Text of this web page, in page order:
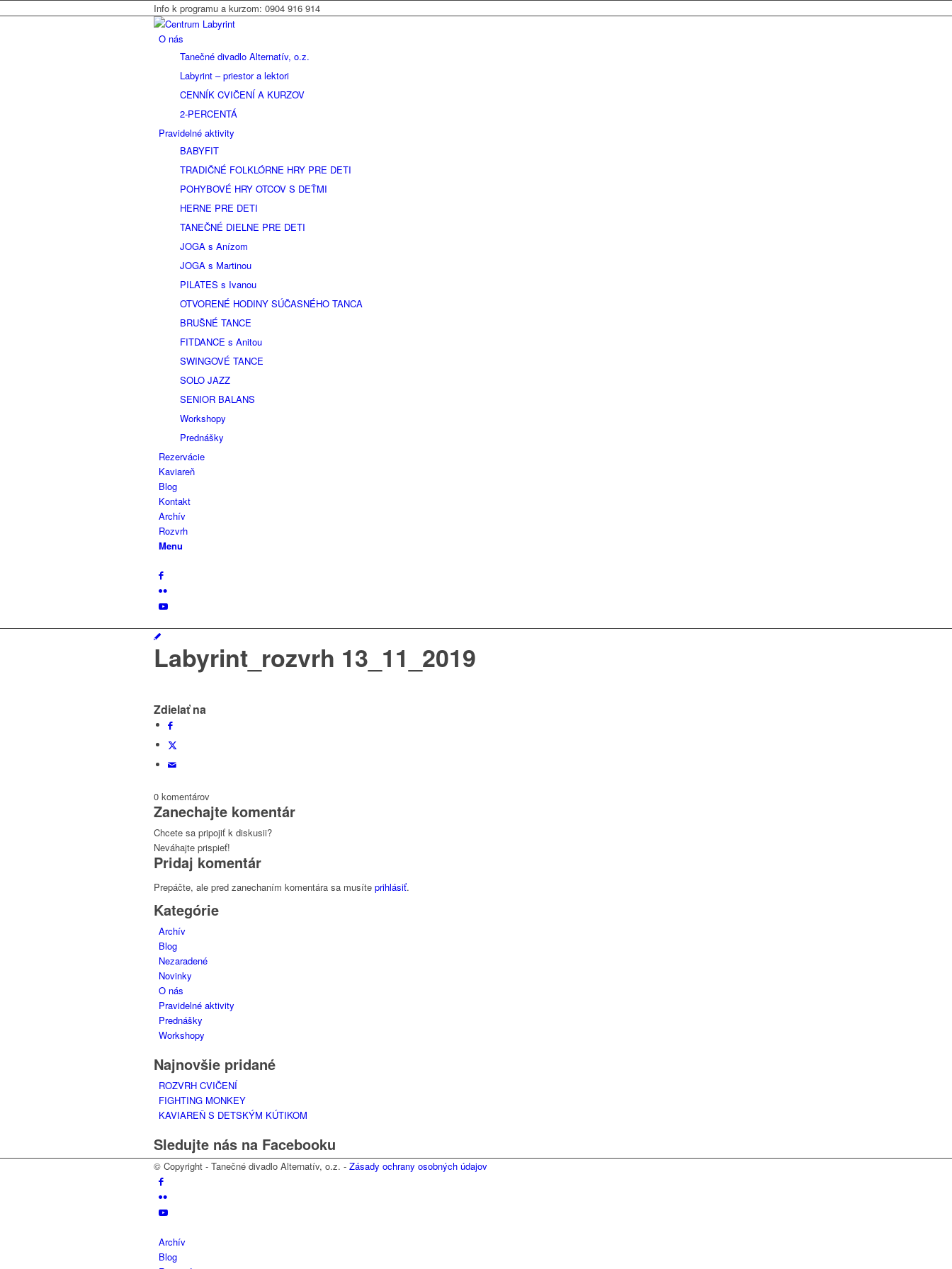
Info k programu a kurzom: 0904 916 914
O nás
Tanečné divadlo Alternatív, o.z.
Labyrint – priestor a lektori
CENNÍK CVIČENÍ A KURZOV
2-PERCENTÁ
Pravidelné aktivity
BABYFIT
TRADIČNÉ FOLKLÓRNE HRY PRE DETI
POHYBOVÉ HRY OTCOV S DEŤMI
HERNE PRE DETI
TANEČNÉ DIELNE PRE DETI
JOGA s Anízom
JOGA s Martinou
PILATES s Ivanou
OTVORENÉ HODINY SÚČASNÉHO TANCA
BRUŠNÉ TANCE
FITDANCE s Anitou
SWINGOVÉ TANCE
SOLO JAZZ
SENIOR BALANS
Workshopy
Prednášky
Rezervácie
Kaviareň
Blog
Kontakt
Archív
Rozvrh
Menu
Labyrint_rozvrh 13_11_2019
Zdielať na
0 komentárov
Zanechajte komentár
Chcete sa pripojiť k diskusii?
Neváhajte prispieť!
Pridaj komentár
Prepáčte, ale pred zanechaním komentára sa musíte prihlásiť.
Kategórie
Archív
Blog
Nezaradené
Novinky
O nás
Pravidelné aktivity
Prednášky
Workshopy
Najnovšie pridané
ROZVRH CVIČENÍ
FIGHTING MONKEY
KAVIAREŇ S DETSKÝM KÚTIKOM
Sledujte nás na Facebooku
© Copyright - Tanečné divadlo Alternatív, o.z. - Zásady ochrany osobných údajov
Archív
Blog